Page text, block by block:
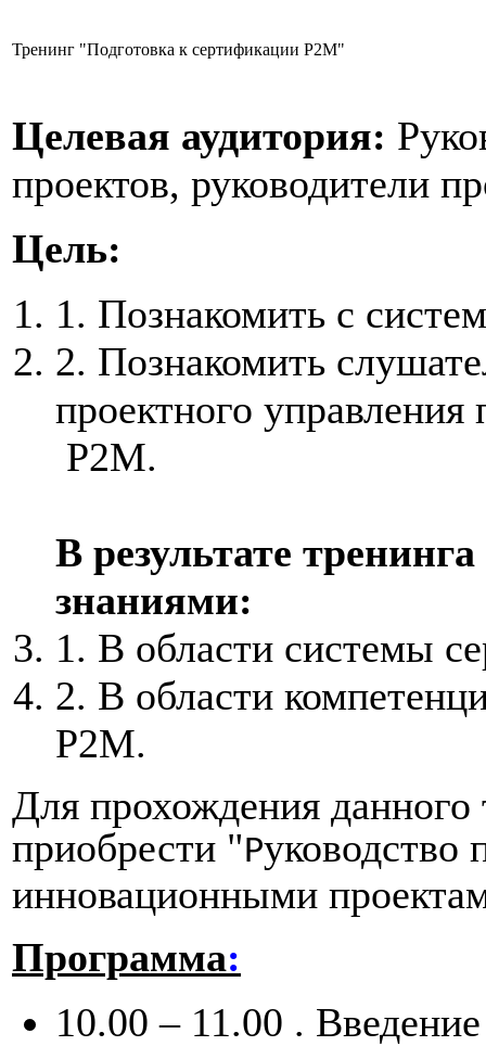
Тренинг "Подготовка к сертификации P2M"
Целевая аудитория:
проектов, руководители
Цель:
1. Познакомить с
2. Познакомить
проектного
P2M.
В результате
знаниями:
1. В области системы
2. В области
P2M.
Для прохождения данного
приобрести "Руководство
инновационными
Программа:
10.00 – 11.00 .